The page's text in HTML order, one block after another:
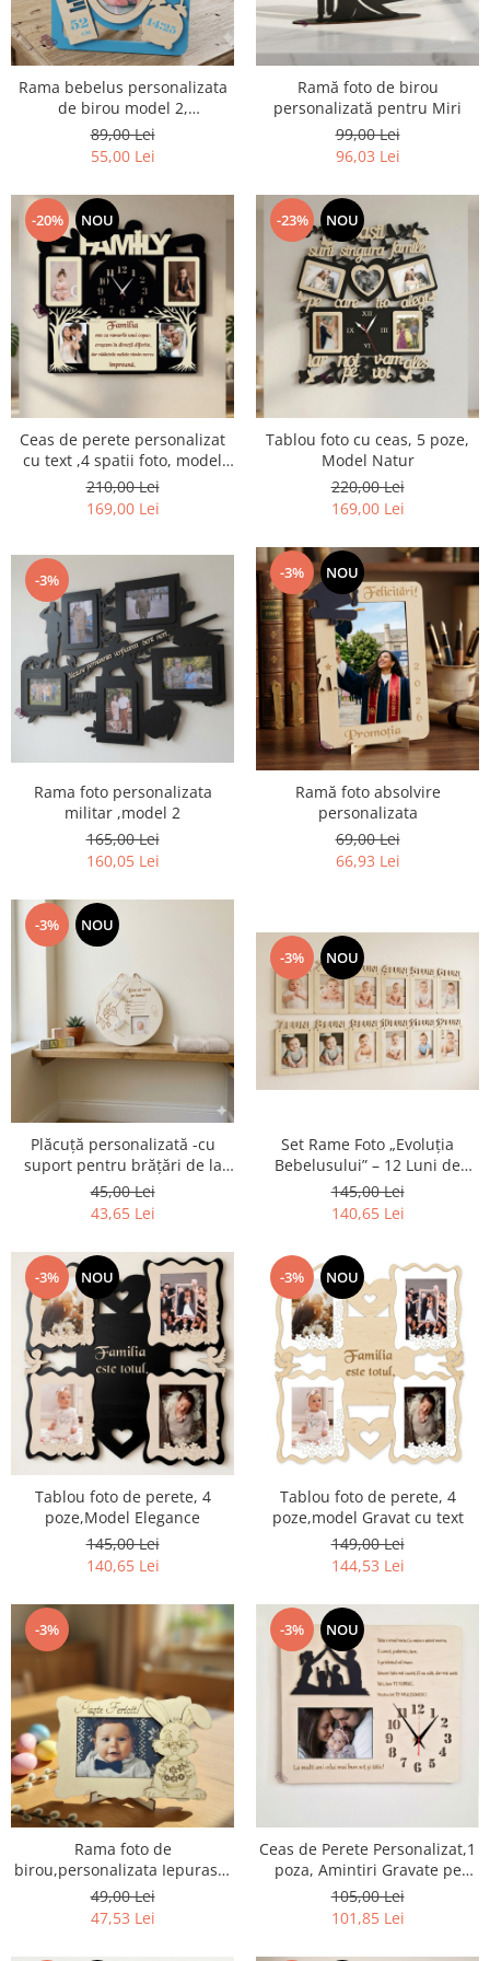
Ceasuri
Ceasuri cu rama foto
Ceasuri meserii
Ceasuri logo
Ceasuri de perete animalute
Ceasuri decorative
Ceasuri gravate
Ceasuri hobby
Ceasuri mașini
Ceasuri moto
Brelocuri personalizate
Breloc mașină
Breloc moto
Breloc tir
Rama bebelus personalizata
de birou model 2,
ROZ/ALBASTRU/NATUR
89,00 Lei
55,00 Lei
Ramă foto de birou
personalizată pentru Miri
99,00 Lei
96,03 Lei
-20% NOU
Ceas de perete personalizat
cu text ,4 spatii foto, model
„Family”
210,00 Lei
169,00 Lei
-23% NOU
Tablou foto cu ceas, 5 poze,
Model Natur
220,00 Lei
169,00 Lei
-3%
Rama foto personalizata
militar ,model 2
165,00 Lei
160,05 Lei
-3% NOU
Ramă foto absolvire
personalizata
69,00 Lei
66,93 Lei
-3% NOU
Plăcuță personalizată -cu
suport pentru brățări de la
spital și 1fotografie
45,00 Lei
43,65 Lei
-3% NOU
Set Rame Foto „Evoluția
Bebelusului” – 12 Luni de
Magie
145,00 Lei
140,65 Lei
-3% NOU
Tablou foto de perete, 4
poze,Model Elegance
145,00 Lei
140,65 Lei
-3% NOU
Tablou foto de perete, 4
poze,model Gravat cu text
149,00 Lei
144,53 Lei
-3%
Rama foto de
birou,personalizata Iepurasul
De Pasti
49,00 Lei
47,53 Lei
-3% NOU
Ceas de Perete Personalizat,1
poza, Amintiri Gravate pe
Parcursul Timpului
105,00 Lei
101,85 Lei